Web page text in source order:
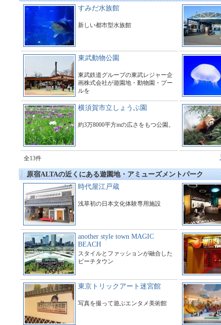
すみだ水族館
新しい都市型水族館
東武動物公園
東武鉄道グループの東武レジャー企
画株式会社が遊園地・動物園・プー
ルを
施設である。
横須賀市立しょうぶ園
約3万8000平方mの広さをもつ公園。
全13件
原宿ALTAの近くにある遊園地・アミューズメントパーク
時代屋江戸蔵
浅草初の日本文化体験専用施設
another style town MAGIC
BEACH
スタイルとファッションが融合した
ビーチタウン
東京トリックアート迷宮館
写真を撮って遊ぶエンタメ美術館